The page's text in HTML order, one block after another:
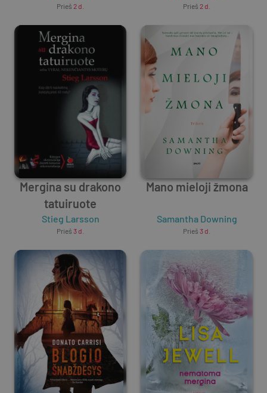
Prieš 2 d. Prieš 2 d.
Mergina su drakono
tatuiruote
Stieg Larsson
Prieš 3 d.
Mano mieloji žmona
Samantha Downing
Prieš 3 d.